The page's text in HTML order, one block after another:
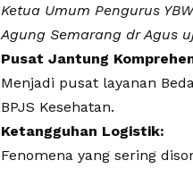
Ketua Umum Pengurus
Agung Semarang dr Agus
​Pusat Jantung
Menjadi pusat layanan
BPJS Kesehatan.
​Ketangguhan Logistik:
Fenomena yang sering